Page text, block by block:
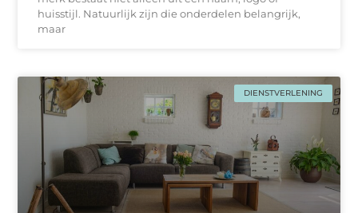
huisstijl. Natuurlijk zijn die onderdelen belangrijk,
maar
DIENSTVERLENING